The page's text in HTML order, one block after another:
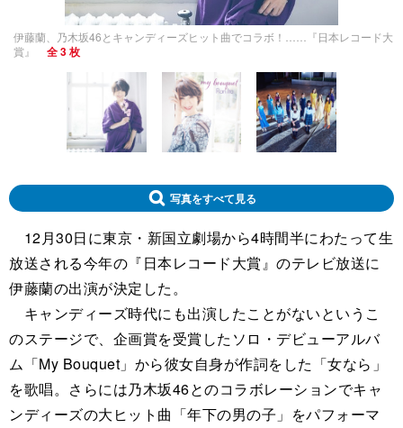
伊藤蘭、乃木坂46とキャンディーズヒット曲でコラボ！……『日本レコード大
賞』
全 3 枚
写真をすべて見る
12月30日に東京・新国立劇場から4時間半にわたって生
放送される今年の『日本レコード大賞』のテレビ放送に
伊藤蘭の出演が決定した。
キャンディーズ時代にも出演したことがないというこ
のステージで、企画賞を受賞したソロ・デビューアルバ
ム「My Bouquet」から彼女自身が作詞をした「女なら」
を歌唱。さらには乃木坂46とのコラボレーションでキャ
ンディーズの大ヒット曲「年下の男の子」をパフォーマ